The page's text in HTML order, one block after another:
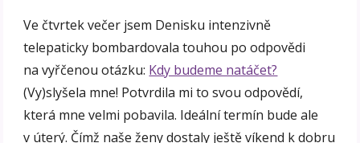
Ve čtvrtek večer jsem Denisku intenzivně
telepaticky bombardovala touhou po odpovědi
na vyřčenou otázku: Kdy budeme natáčet?
(Vy)slyšela mne! Potvrdila mi to svou odpovědí,
která mne velmi pobavila. Ideální termín bude ale
v úterý. Čímž naše ženy dostaly ještě víkend k dobru